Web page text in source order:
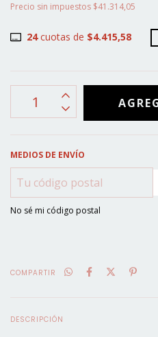
Precio sin impuestos $41.314,05
24cuotas de $4.415,58
MEDIOS DE ENVÍO
No sé mi código postal
COMPARTIR
DESCRIPCIÓN